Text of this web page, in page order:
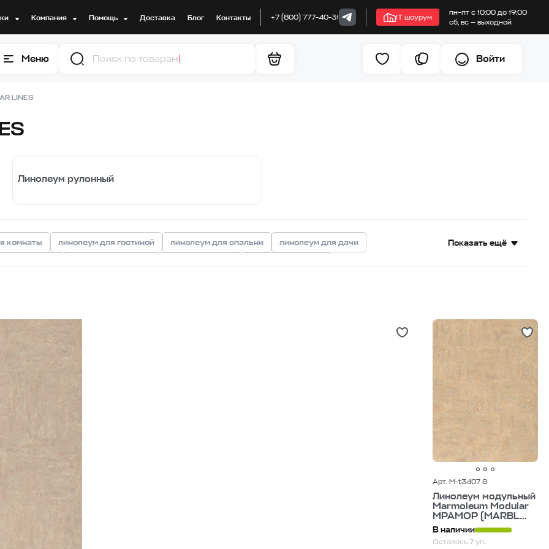
Компания Помощь Доставка Блог Контакты +7 (800) 777-40-31 IT шоурум
пн–пт с 10:00 до 19:00
сб, вс — выходной
Меню Поиск по товарам Войти
LINES
Линолеум рулонный
комнаты линолеум для гостиной линолеум для спальни
линолеум для дачи
линолеум 4 мм
Показать ещё
Арт. M-t3407 S
Линолеум модульный
Marmoleum Modular
МРАМОР (MARBL...
В наличии
Осталось 7 уп.